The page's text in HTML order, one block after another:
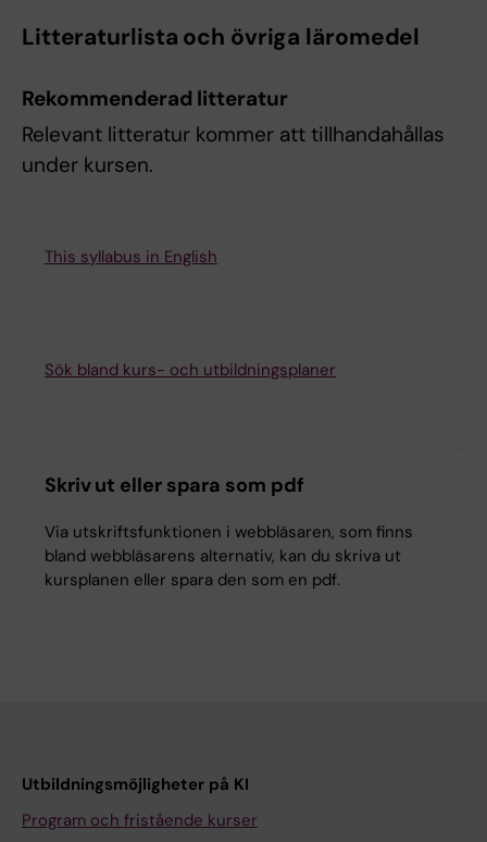
Litteraturlista och övriga läromedel
Rekommenderad litteratur
Relevant litteratur kommer att tillhandahållas
under kursen.
This syllabus in English
Sök bland kurs- och utbildningsplaner
Skriv ut eller spara som pdf
Via utskriftsfunktionen i webbläsaren, som finns
bland webbläsarens alternativ, kan du skriva ut
kursplanen eller spara den som en pdf.
Utbildningsmöjligheter på KI
Program och fristående kurser